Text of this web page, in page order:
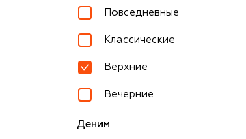
Повседневные
Классические
Верхние
Вечерние
Деним